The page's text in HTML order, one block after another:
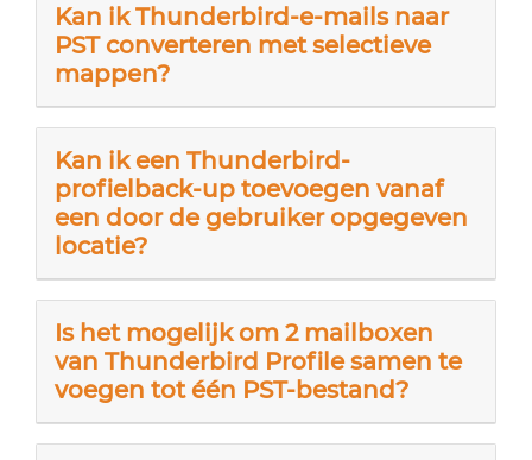
Kan ik Thunderbird-e-mails naar
PST converteren met selectieve
mappen?
Kan ik een Thunderbird-
profielback-up toevoegen vanaf
een door de gebruiker opgegeven
locatie?
Is het mogelijk om 2 mailboxen
van Thunderbird Profile samen te
voegen tot één PST-bestand?